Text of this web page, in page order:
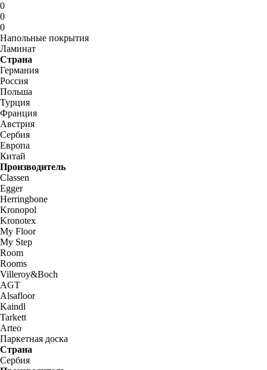
0
0
0
Напольные покрытия
Ламинат
Страна
Германия
Россия
Польша
Турция
Франция
Австрия
Сербия
Европа
Китай
Производитель
Classen
Egger
Herringbone
Kronopol
Kronotex
My Floor
My Step
Room
Rooms
Villeroy&Boch
AGT
Alsafloor
Kaindl
Tarkett
Arteo
Паркетная доска
Страна
Сербия